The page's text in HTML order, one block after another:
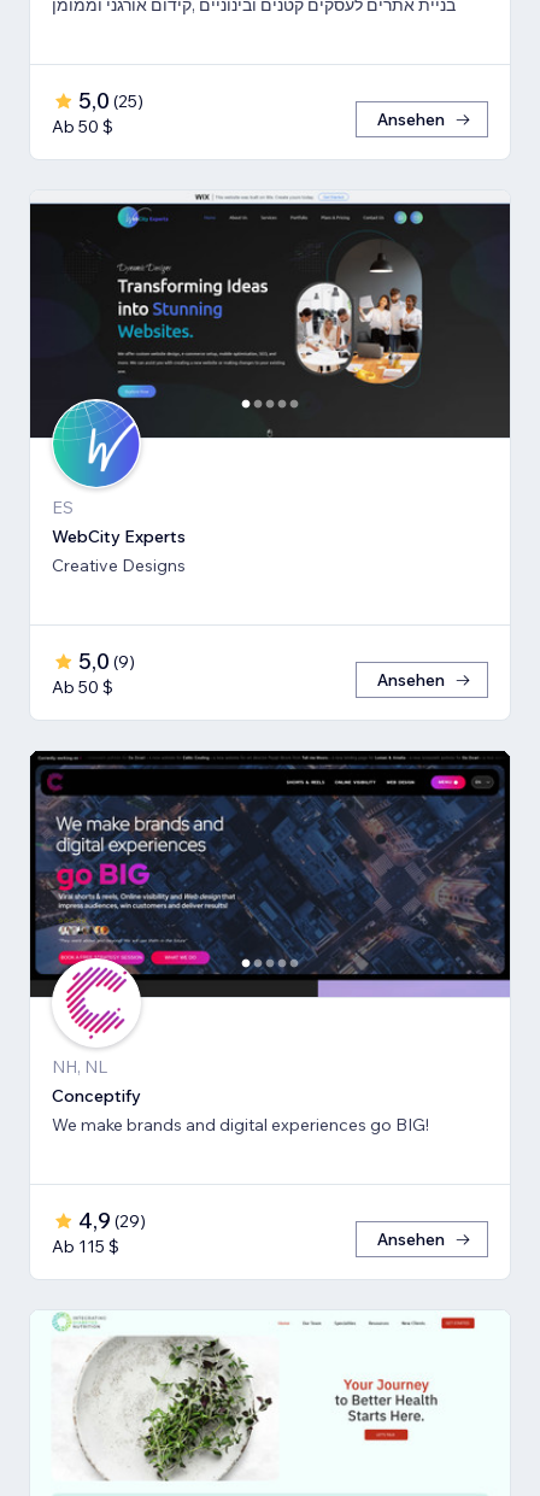
בניית אתרים לעסקים קטנים ובינוניים ,קידום אורגני וממומן
5,0 (25)
Ab 50 $
Ansehen
ES
WebCity Experts
Creative Designs
5,0 (9)
Ab 50 $
Ansehen
NH, NL
Conceptify
We make brands and digital experiences go BIG!
4,9 (29)
Ab 115 $
Ansehen